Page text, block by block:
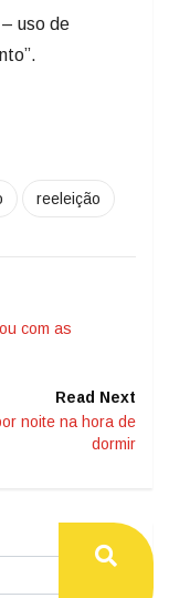
uso de
reeleição
com as
Read Next
noite na hora de
dormir